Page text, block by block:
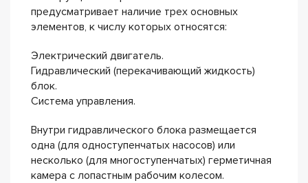
предусматривает наличие трех основных
элементов, к числу которых относятся:
Электрический двигатель.
Гидравлический (перекачивающий жидкость)
блок.
Система управления.
Внутри гидравлического блока размещается
одна (для одноступенчатых насосов) или
несколько (для многоступенчатых) герметичная
камера с лопастным рабочим колесом.